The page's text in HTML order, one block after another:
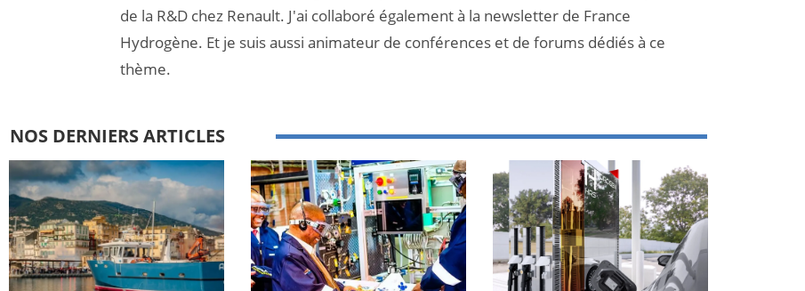
de la R&D chez Renault. J'ai collaboré également à la newsletter de France
Hydrogène. Et je suis aussi animateur de conférences et de forums dédiés à ce
thème.
NOS DERNIERS ARTICLES